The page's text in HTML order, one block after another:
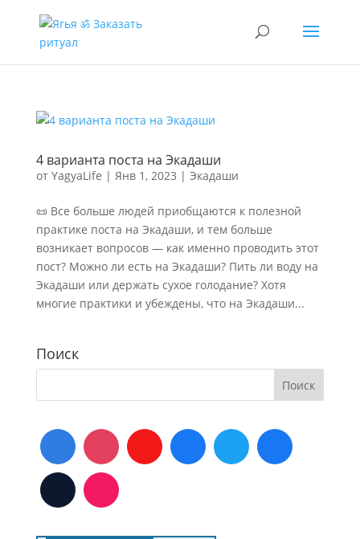
4 варианта поста на Экадаши
от YagyaLife | Янв 1, 2023 | Экадаши
📜 Все больше людей приобщаются к полезной
практике поста на Экадаши, и тем больше
возникает вопросов — как именно проводить этот
пост? Можно ли есть на Экадаши? Пить ли воду на
Экадаши или держать сухое голодание? Хотя
многие практики и убеждены, что на Экадаши...
Поиск